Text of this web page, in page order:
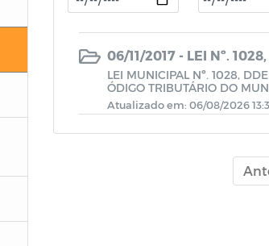
06/11/2017 - LEI Nº.
LEI MUNICIPAL Nº. 1028,
ÓDIGO TRIBUTÁRIO DO
Atualizado em: 06/08/2026